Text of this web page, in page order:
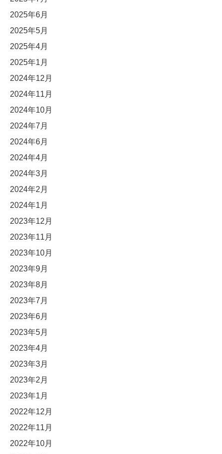
2025年6月
2025年5月
2025年4月
2025年1月
2024年12月
2024年11月
2024年10月
2024年7月
2024年6月
2024年4月
2024年3月
2024年2月
2024年1月
2023年12月
2023年11月
2023年10月
2023年9月
2023年8月
2023年7月
2023年6月
2023年5月
2023年4月
2023年3月
2023年2月
2023年1月
2022年12月
2022年11月
2022年10月